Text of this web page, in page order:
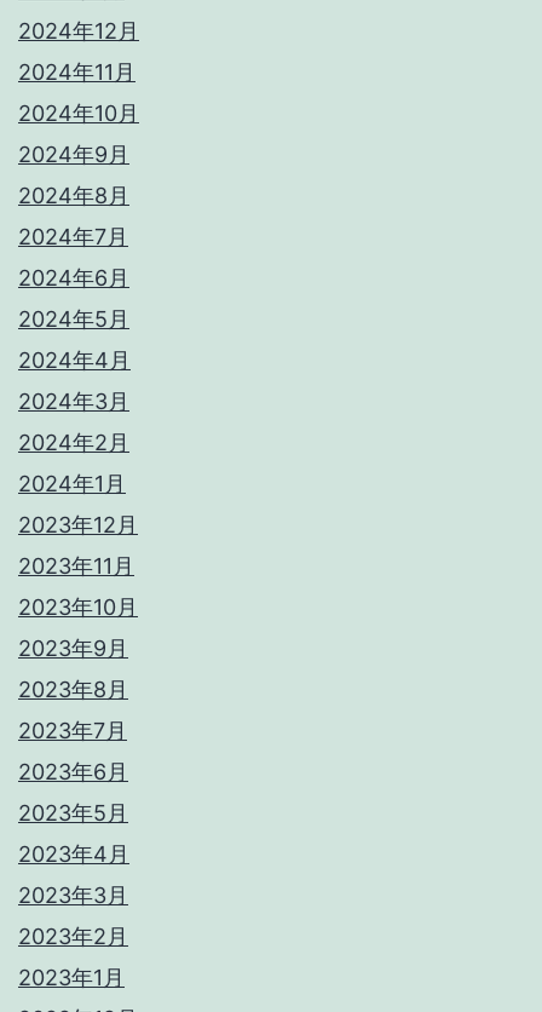
2024年12月
2024年11月
2024年10月
2024年9月
2024年8月
2024年7月
2024年6月
2024年5月
2024年4月
2024年3月
2024年2月
2024年1月
2023年12月
2023年11月
2023年10月
2023年9月
2023年8月
2023年7月
2023年6月
2023年5月
2023年4月
2023年3月
2023年2月
2023年1月